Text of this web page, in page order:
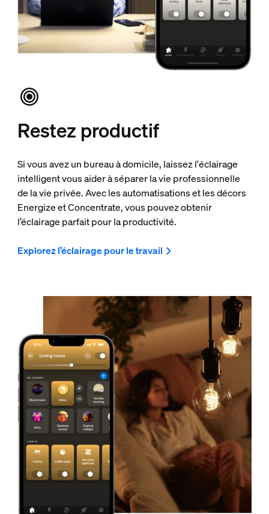
Restez productif
Si vous avez un bureau à domicile, laissez l'éclairage
intelligent vous aider à séparer la vie professionnelle
de la vie privée. Avec les automatisations et les décors
Energize et Concentrate, vous pouvez obtenir
l’éclairage parfait pour la productivité.
Explorez l’éclairage pour le travail